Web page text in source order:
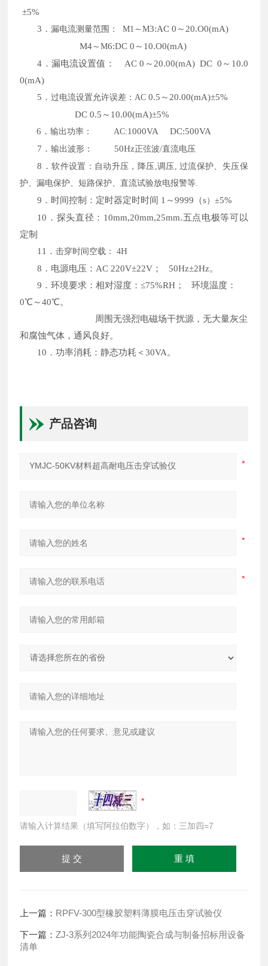
±5%
3．漏电流测量范围： M1～M3:AC 0 ～ 20.O0(mA)
M4 ～M6:DC 0 ～ 10.O0(mA)
4． 漏电流设置值： AC 0 ～ 20.00(mA) DC 0 ～ 10.0
0(mA)
5．过电流设置允许误差： AC0.5 ～ 20.00(mA)±5%
DC0.5 ～ 10.00(mA)±5%
6．输出功率： AC:1000VA
DC:500VA
7．输出波形： 50Hz正弦波/直流电压
8．软件设置：自动升压，降压 ,调压,
过流保护、失压保
护、漏电保护、短路保护、直流试验放电报警等
9． 时间控制：定时器定时时间 1 ～9999（s）±5%
10． 探头直径： 10mm,20mm,25mm.五点电极等可以
定制
11．击穿时间空载： 4H
8．电源电压： AC 220V±22V ； 50Hz±2Hz。
9．环境要求：相对湿度：≤75%RH ；
环境温度：
0℃～40℃。
周围无强烈电磁场干扰源，无大量灰尘
和腐蚀气体，通风良好。
10．功率消耗：静态功耗＜30VA。
产品咨询
请输入计算结果（填写阿拉伯数字），如：三加四=7
上一篇： RPFV-300型橡胶塑料薄膜电压击穿试验仪
下一篇：ZJ-3系列2024年功能陶瓷合成与制备招标用设备
清单